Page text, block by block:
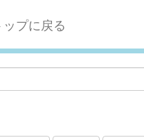
ップに戻る